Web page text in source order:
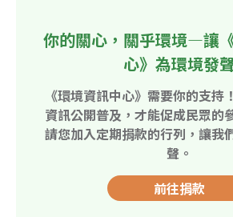
你的關心，關乎環境—讓
心》為環境發
《環境資訊中心》需要你的支持
資訊公開普及，才能促成民眾的
請您加入定期捐款的行列，讓我
聲。
前往捐款